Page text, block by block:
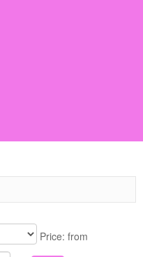
Price: from